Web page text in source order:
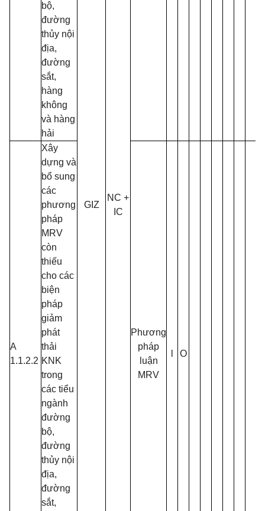
bộ,
đường
thủy nội
địa,
đường
sắt,
hàng
không
và hàng
hải
GIZ
NC +
IC
A
1.1.2.2
Xây
dựng và
bổ sung
các
phương
pháp
MRV
còn
thiếu
cho các
biện
pháp
giảm
phát
thải
KNK
trong
các tiểu
ngành
đường
bộ,
đường
thủy nội
địa,
đường
sắt,
Phương
pháp
luận
MRV
O